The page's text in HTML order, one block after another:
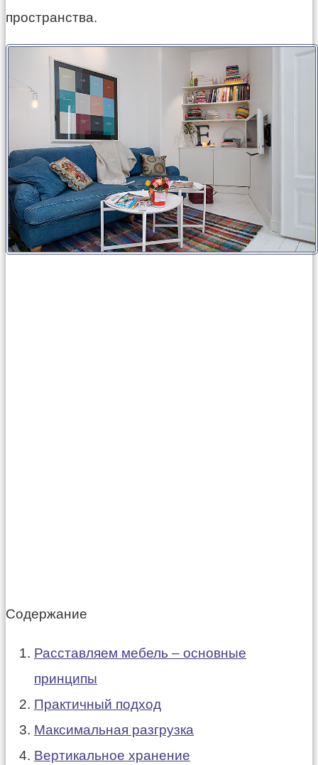
пространства.
Содержание
Расставляем мебель – основные
принципы
Практичный подход
Максимальная разгрузка
Вертикальное хранение